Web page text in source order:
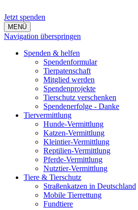
Jetzt spenden
MENÜ
Navigation überspringen
Spenden & helfen
Spendenformular
Tierpatenschaft
Mitglied werden
Spendenprojekte
Tierschutz verschenken
Spendenerfolge - Danke
Tiervermittlung
Hunde-Vermittlung
Katzen-Vermittlung
Kleintier-Vermittlung
Reptilien-Vermittlung
Pferde-Vermittlung
Nutztier-Vermittlung
Tiere & Tierschutz
Straßenkatzen in Deutschland
Mobile Tierrettung
Fundtiere